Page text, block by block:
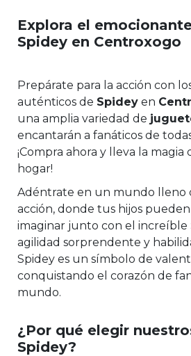
Explora el
Spidey en Centroxogo
Prepárate para la acción con
auténticos de Spidey en
una amplia variedad de
encantarán a fanáticos de
¡Compra ahora y lleva la magia
hogar!
Adéntrate en un mundo lleno
acción, donde tus hijos
imaginar junto con el increíble
agilidad sorprendente y
Spidey es un símbolo de
conquistando el corazón de
mundo.
¿Por qué elegir
Spidey?